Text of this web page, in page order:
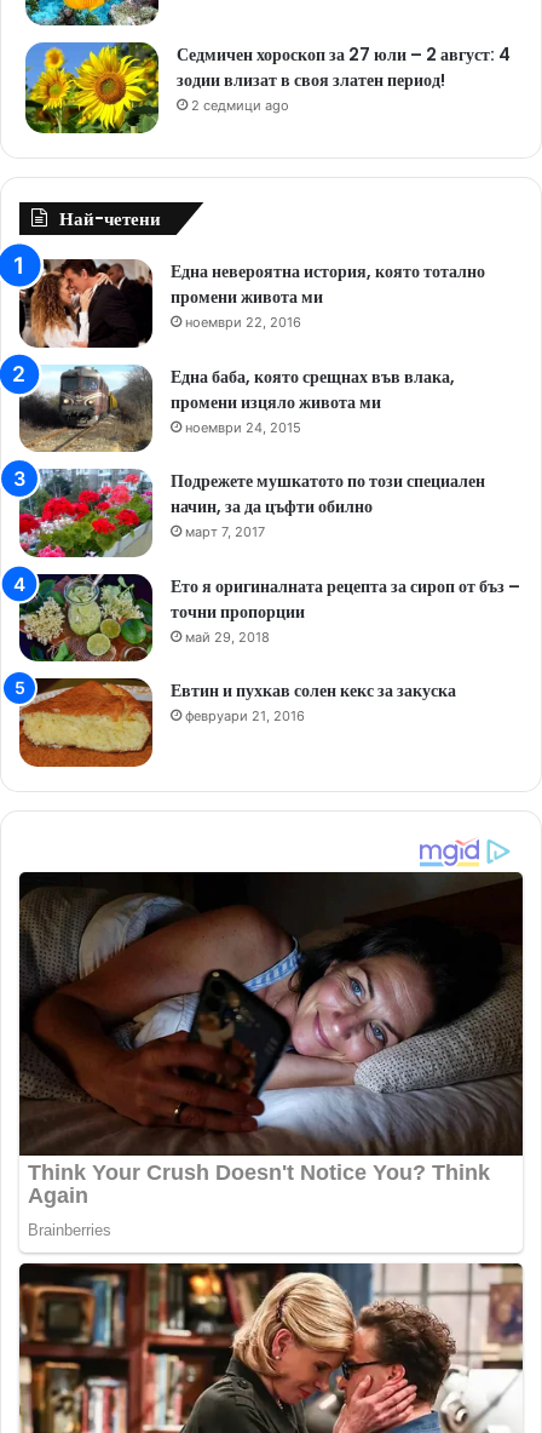
Седмичен хороскоп за 27 юли – 2 август: 4
зодии влизат в своя златен период!
2 седмици ago
Най-четени
Една невероятна история, която тотално
промени живота ми
ноември 22, 2016
Една баба, която срещнах във влака,
промени изцяло живота ми
ноември 24, 2015
Подрежете мушкатото по този специален
начин, за да цъфти обилно
март 7, 2017
Ето я оригиналната рецепта за сироп от бъз –
точни пропорции
май 29, 2018
Евтин и пухкав солен кекс за закуска
февруари 21, 2016